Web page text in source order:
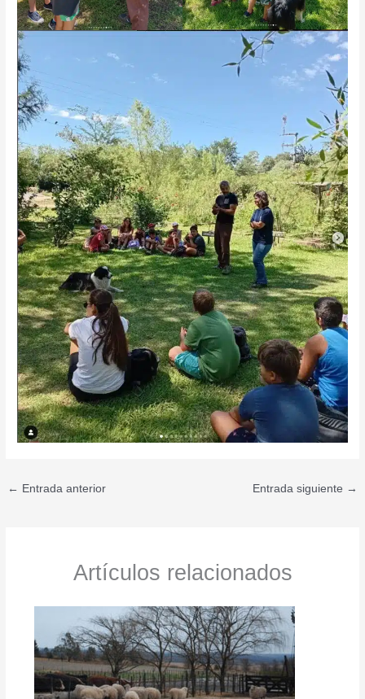
← Entrada anterior Entrada siguiente →
Artículos relacionados